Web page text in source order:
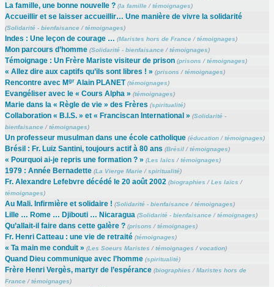
La famille, une bonne nouvelle ? (la famille/témoignages)
Accueillir et se laisser accueillir… Une manière de vivre la solidarité
(Solidarité - bienfaisance/témoignages)
Indes : Une leçon de courage … (Maristes hors de France/témoignages)
Mon parcours d’homme (Solidarité - bienfaisance/témoignages)
Témoignage : Un Frère Mariste visiteur de prison (prisons /témoignages)
« Allez dire aux captifs qu’ils sont libres ! » (prisons /témoignages)
Rencontre avec MgrAlain PLANET (témoignages)
Evangéliser avec le « Cours Alpha » (témoignages)
Marie dans la « Règle de vie » des Frères (spiritualité)
Collaboration « B.I.S. » et « Franciscan International » (Solidarité -
bienfaisance/témoignages)
Un professeur musulman dans une école catholique (éducation/témoignages)
Brésil : Fr. Luiz Santini, toujours actif à 80 ans (Brésil/témoignages)
« Pourquoi ai-je repris une formation ? » (Les laïcs /témoignages)
1979 : Année Bernadette (La Vierge Marie/ spiritualité)
Fr. Alexandre Lefebvre décédé le 20 août 2002 (biographies /Les laïcs /
témoignages)
Au Mali. Infirmière et solidaire ! (Solidarité - bienfaisance/témoignages)
Lille … Rome … Djibouti … Nicaragua (Solidarité - bienfaisance/témoignages)
Qu’allait-il faire dans cette galère ? (prisons /témoignages)
Fr. Henri Catteau : une vie de retraité (témoignages)
« Ta main me conduit » (Les Soeurs Maristes /témoignages /vocation)
Quand Dieu communique avec l’homme (spiritualité)
Frère Henri Vergès, martyr de l’espérance (biographies /Maristes hors de
France/témoignages)